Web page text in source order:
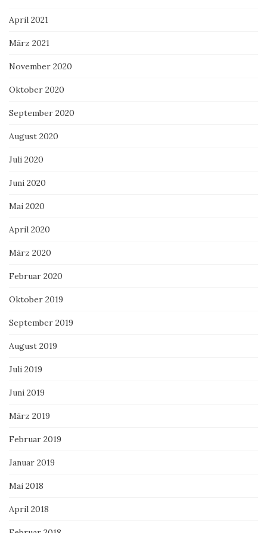
April 2021
März 2021
November 2020
Oktober 2020
September 2020
August 2020
Juli 2020
Juni 2020
Mai 2020
April 2020
März 2020
Februar 2020
Oktober 2019
September 2019
August 2019
Juli 2019
Juni 2019
März 2019
Februar 2019
Januar 2019
Mai 2018
April 2018